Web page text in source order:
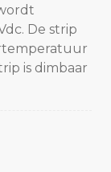
De strip
is dimbaar